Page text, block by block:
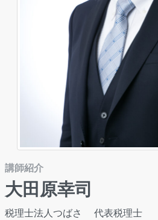
講師紹介
大田原幸司
税理士法人つばさ 代表税理士